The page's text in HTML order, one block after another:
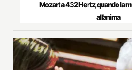
Mozart a 432 Hertz, quando la
all’anima